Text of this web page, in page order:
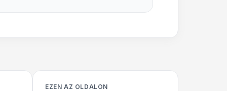
EZEN AZ OLDALON